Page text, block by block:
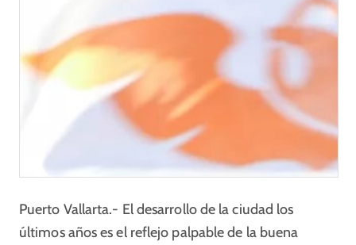
Puerto Vallarta.- El desarrollo de la ciudad los
últimos años es el reflejo palpable de la buena